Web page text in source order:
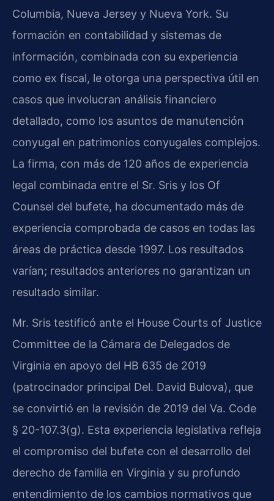
Columbia, Nueva Jersey y Nueva York. Su
formación en contabilidad y sistemas de
información, combinada con su experiencia
como ex fiscal, le otorga una perspectiva útil en
casos que involucran análisis financiero
detallado, como los asuntos de manutención
conyugal en patrimonios conyugales complejos.
La firma, con más de 120 años de experiencia
legal combinada entre el Sr. Sris y los Of
Counsel del bufete, ha documentado más de
experiencia comprobada de casos en todas las
áreas de práctica desde 1997. Los resultados
varían; resultados anteriores no garantizan un
resultado similar.
Mr. Sris testificó ante el House Courts of Justice
Committee de la Cámara de Delegados de
Virginia en apoyo del HB 635 de 2019
(patrocinador principal Del. David Bulova), que
se convirtió en la revisión de 2019 del Va. Code
§ 20-107.3(g). Esta experiencia legislativa refleja
el compromiso del bufete con el desarrollo del
derecho de familia en Virginia y su profundo
entendimiento de los cambios normativos que